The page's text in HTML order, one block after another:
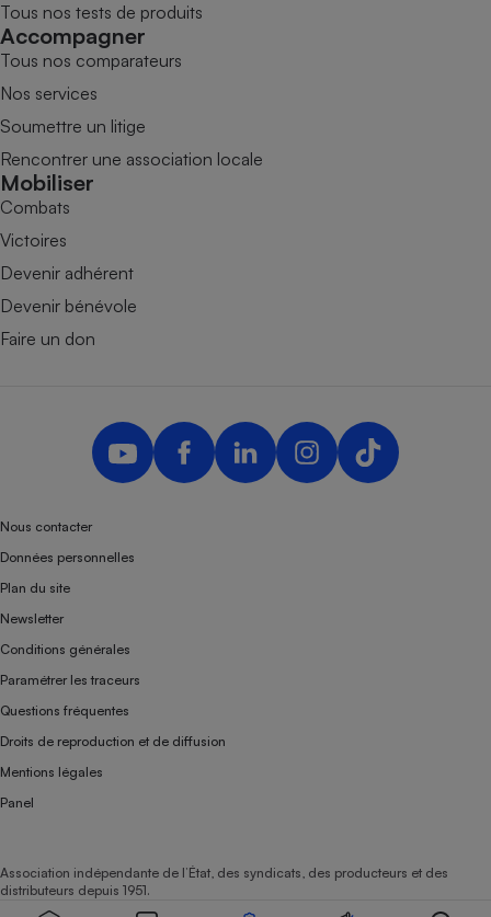
Tous nos tests de produits
Accompagner
Tous nos comparateurs
Nos services
Soumettre un litige
Rencontrer une association locale
Mobiliser
Combats
Victoires
Devenir adhérent
Devenir bénévole
Faire un don
Nous contacter
Données personnelles
Plan du site
Newsletter
Conditions générales
Paramétrer les traceurs
Questions fréquentes
Droits de reproduction et de diffusion
Mentions légales
Panel
Association indépendante de l’État, des syndicats, des producteurs et des
distributeurs depuis 1951.